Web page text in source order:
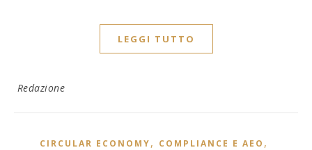
LEGGI TUTTO
Redazione
CIRCULAR ECONOMY, COMPLIANCE E AEO ,